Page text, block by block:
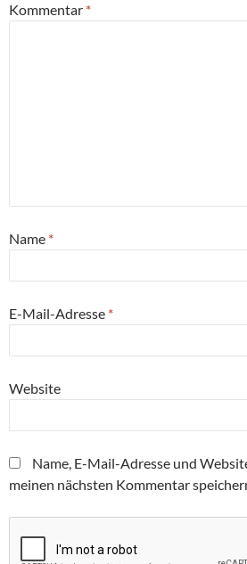
Kommentar *
Name *
E-Mail-Adresse *
Website
Name, E-Mail-Adresse und
meinen nächsten Kommentar